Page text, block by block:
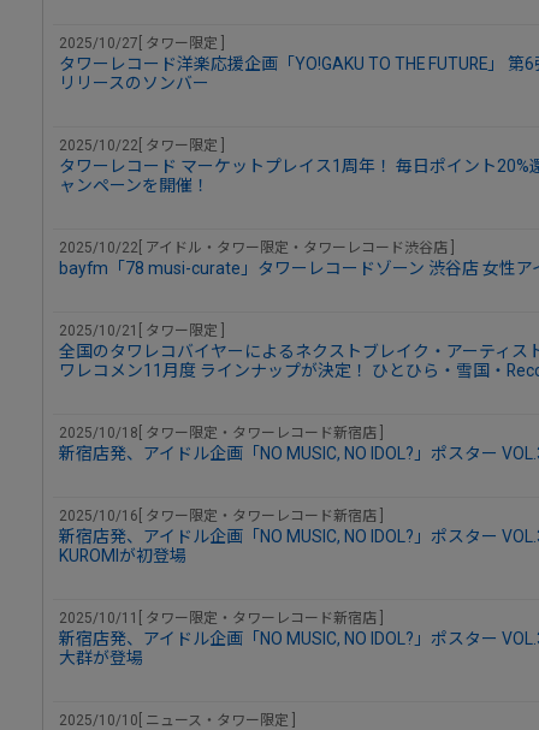
2025/10/27[ タワー限定 ]
タワーレコード洋楽応援企画「YO!GAKU TO THE FUTURE」
リリースのソンバー
2025/10/22[ タワー限定 ]
タワーレコード マーケットプレイス1周年！ 毎日ポイント
ャンペーンを開催！
2025/10/22[ アイドル・タワー限定・タワーレコード渋谷店 ]
bayfm「78 musi-curate」タワーレコードゾーン 渋谷店 女性
2025/10/21[ タワー限定 ]
全国のタワレコバイヤーによるネクストブレイク・アーティス
ワレコメン11月度 ラインナップが決定！ ひとひら・雪国・
2025/10/18[ タワー限定・タワーレコード新宿店 ]
新宿店発、アイドル企画「NO MUSIC, NO IDOL?」ポスター
2025/10/16[ タワー限定・タワーレコード新宿店 ]
新宿店発、アイドル企画「NO MUSIC, NO IDOL?」ポスター
KUROMIが初登場
2025/10/11[ タワー限定・タワーレコード新宿店 ]
新宿店発、アイドル企画「NO MUSIC, NO IDOL?」ポスター
大群が登場
2025/10/10[ ニュース・タワー限定 ]